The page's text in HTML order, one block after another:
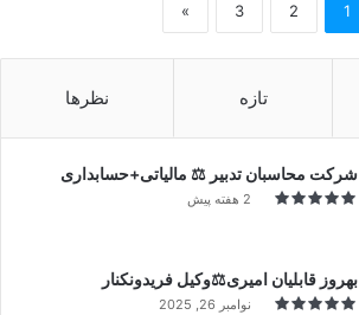
1
2
3
»
تازه نظرها
شرکت محاسبان تدبیر ⚖️ مالیاتی+حسابداری
2 هفته پیش
بهروز قابلیان امیری⚖️وکیل فریدونکنار
نوامبر 26, 2025